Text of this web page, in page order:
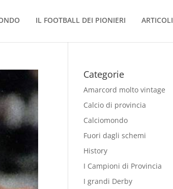
IL FOOTBALL DEI PIONIERI ARTICOLI
Categorie
Amarcord molto vintage
Calcio di provincia
Calciomondo
Fuori dagli schemi
History
I Campioni di Provincia
I grandi Derby